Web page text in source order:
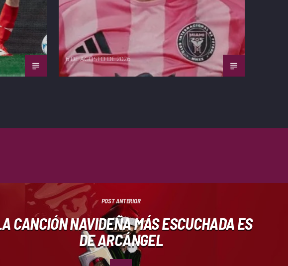
6 DE AGOSTO DE 2026
POST ANTERIOR
CANCIÓN NAVIDEÑA MÁS ESCUCHADA ES
DE ARCÁNGEL